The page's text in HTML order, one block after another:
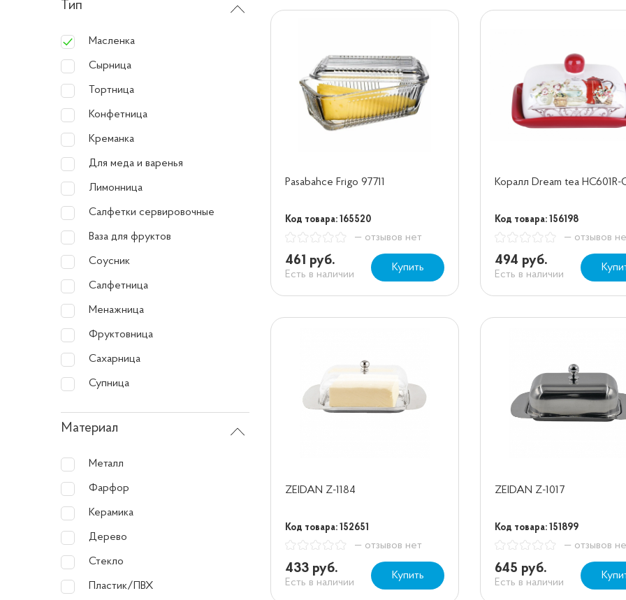
Тип
Масленка
Сырница
Тортница
Конфетница
Креманка
Для меда и варенья
Лимонница
Салфетки сервировочные
Ваза для фруктов
Соусник
Салфетница
Менажница
Фруктовница
Сахарница
Супница
Материал
Металл
Фарфор
Керамика
Дерево
Стекло
Пластик/ПВХ
Pasabahce Frigo 97711
Код товара: 165520
— отзывов нет
461 руб.
Есть в наличии
Купить
Коралл Dream tea HC601R-
Код товара: 156198
— отзывов
494 руб.
Есть в наличии
ZEIDAN Z-1184
Код товара: 152651
— отзывов нет
433 руб.
Есть в наличии
Купить
ZEIDAN Z-1017
Код товара: 151899
— отзывов
645 руб.
Есть в наличии